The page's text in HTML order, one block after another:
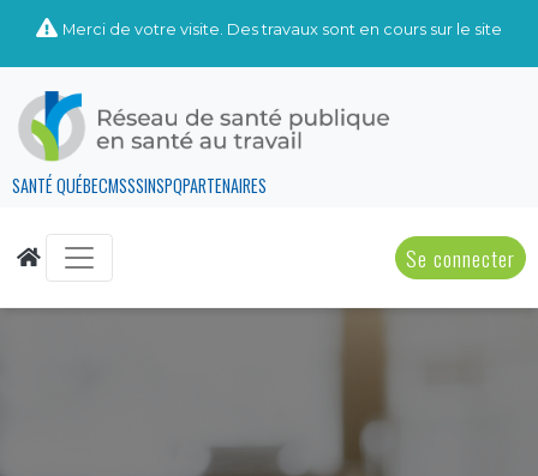
Merci de votre visite. Des travaux sont en cours sur le site
SANTÉ QUÉBECMSSSINSPQPARTENAIRES
Se connecter